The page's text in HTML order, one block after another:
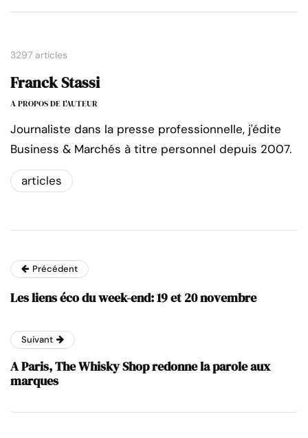
3297 articles
Franck Stassi
A PROPOS DE L'AUTEUR
Journaliste dans la presse professionnelle, j'édite
Business & Marchés à titre personnel depuis 2007.
articles
Précédent
Les liens éco du week-end: 19 et 20 novembre
Suivant
A Paris, The Whisky Shop redonne la parole aux
marques